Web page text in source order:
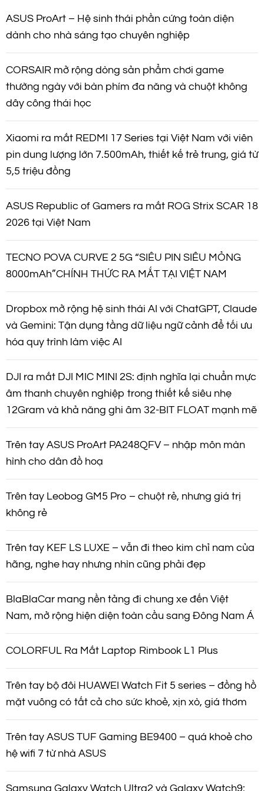
m
ASUS ProArt – Hệ sinh thái phần cứng toàn diện
dành cho nhà sáng tạo chuyên nghiệp
CORSAIR mở rộng dòng sản phẩm chơi game
thường ngày với bàn phím đa năng và chuột không
dây công thái học
Xiaomi ra mắt REDMI 17 Series tại Việt Nam với viên
pin dung lượng lớn 7.500mAh, thiết kế trẻ trung, giá từ
5,5 triệu đồng
ASUS Republic of Gamers ra mắt ROG Strix SCAR 18
2026 tại Việt Nam
TECNO POVA CURVE 2 5G “SIÊU PIN SIÊU MỎNG
8000mAh”CHÍNH THỨC RA MẮT TẠI VIỆT NAM
Dropbox mở rộng hệ sinh thái AI với ChatGPT, Claude
và Gemini: Tận dụng tầng dữ liệu ngữ cảnh để tối ưu
hóa quy trình làm việc AI
DJI ra mắt DJI MIC MINI 2S: định nghĩa lại chuẩn mực
âm thanh chuyên nghiệp trong thiết kế siêu nhẹ
12Gram và khả năng ghi âm 32-BIT FLOAT mạnh mẽ
Trên tay ASUS ProArt PA248QFV – nhập môn màn
hình cho dân đồ hoạ
Trên tay Leobog GM5 Pro – chuột rẻ, nhưng giá trị
không rẻ
Trên tay KEF LS LUXE – vẫn đi theo kim chỉ nam của
hãng, nghe hay nhưng nhìn cũng phải đẹp
BlaBlaCar mang nền tảng đi chung xe đến Việt
Nam, mở rộng hiện diện toàn cầu sang Đông Nam Á
COLORFUL Ra Mắt Laptop Rimbook L1 Plus
Trên tay bộ đôi HUAWEI Watch Fit 5 series – đồng hồ
mặt vuông có tất cả cho sức khoẻ, xịn xò, giá thơm
Trên tay ASUS TUF Gaming BE9400 – quá khoẻ cho
hệ wifi 7 từ nhà ASUS
Samsung Galaxy Watch Ultra2 và Galaxy Watch9: